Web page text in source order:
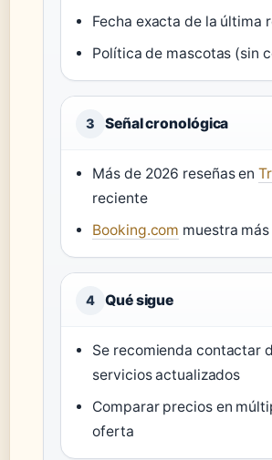
Fecha exacta de la última
Política de mascotas (sin
3 Señal cronológica
Más de 2026 reseñas en
reciente
Booking.com muestra
4 Qué sigue
Se recomienda contactar
servicios actualizados
Comparar precios en
oferta